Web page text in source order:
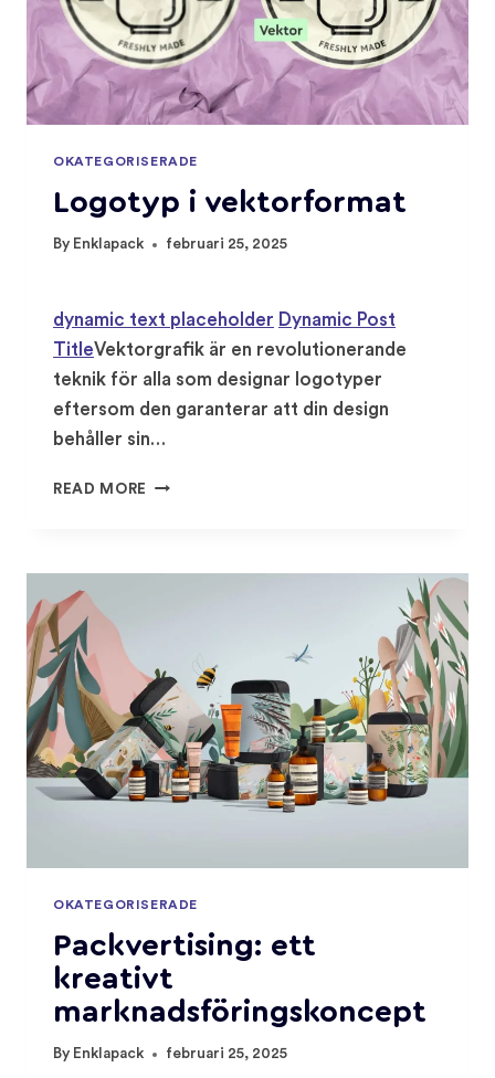
OKATEGORISERADE
Logotyp i vektorformat
By Enklapack februari 25, 2025
dynamic text placeholder Dynamic Post
TitleVektorgrafik är en revolutionerande
teknik för alla som designar logotyper
eftersom den garanterar att din design
behåller sin…
READ MORE LOGOTYP
OKATEGORISERADE
Packvertising: ett
kreativt
marknadsföringskoncept
By Enklapack februari 25, 2025